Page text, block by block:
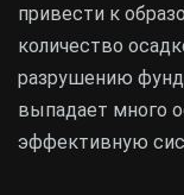
привести к
количество
разрушению
выпадает много
эффективную